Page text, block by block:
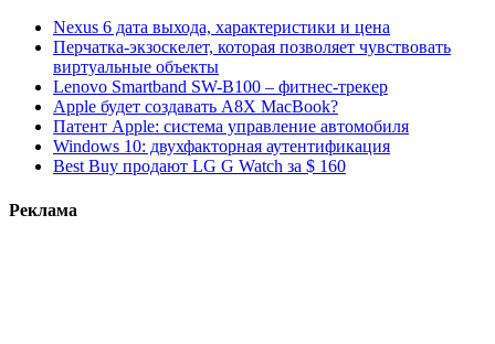
Nexus 6 дата выхода, характеристики и цена
Перчатка-экзоскелет, которая позволяет чувствовать
виртуальные объекты
Lenovo Smartband SW-B100 – фитнес-трекер
Apple будет создавать A8X MacBook?
Патент Apple: система управление автомобиля
Windows 10: двухфакторная аутентификация
Best Buy продают LG G Watch за $ 160
Реклама